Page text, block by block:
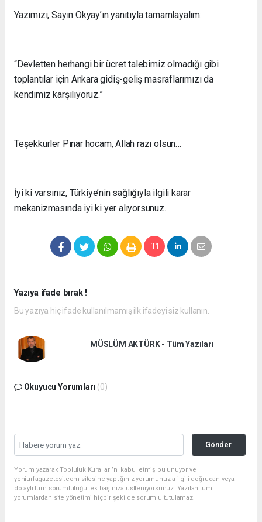
Yazımızı, Sayın Okyay’ın yanıtıyla tamamlayalım:
“Devletten herhangi bir ücret talebimiz olmadığı gibi
toplantılar için Ankara gidiş-geliş masraflarımızı da
kendimiz karşılıyoruz.”
Teşekkürler Pınar hocam, Allah razı olsun…
İyi ki varsınız, Türkiye’nin sağlığıyla ilgili karar
mekanizmasında iyi ki yer alıyorsunuz.
Yazıya ifade bırak !
Bu yazıya hiç ifade kullanılmamış ilk ifadeyi siz kullanın.
MÜSLÜM AKTÜRK - Tüm Yazıları
Okuyucu Yorumları (0)
Gönder
Yorum yazarak Topluluk Kuralları’nı kabul etmiş bulunuyor ve
yeniurfagazetesi.com sitesine yaptığınız yorumunuzla ilgili doğrudan veya
dolaylı tüm sorumluluğu tek başınıza üstleniyorsunuz. Yazılan tüm
yorumlardan site yönetimi hiçbir şekilde sorumlu tutulamaz.